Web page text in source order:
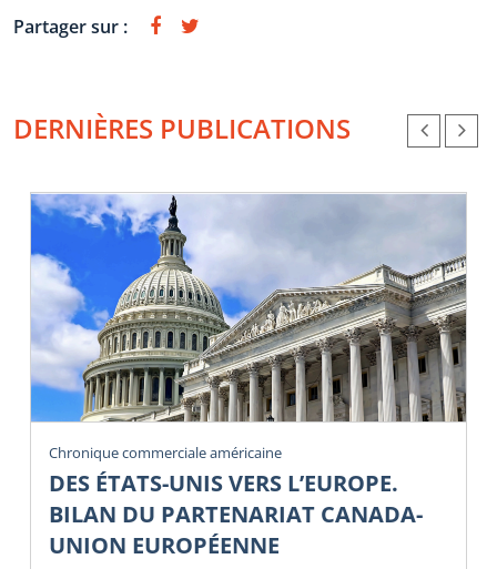
Partager sur :
DERNIÈRES PUBLICATIONS
Chronique commerciale américaine
DES ÉTATS-UNIS VERS L’EUROPE.
BILAN DU PARTENARIAT CANADA-
UNION EUROPÉENNE